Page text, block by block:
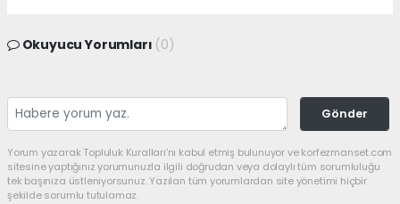
Okuyucu Yorumları (0)
Gönder
Yorum yazarak Topluluk Kuralları’nı kabul etmiş bulunuyor ve korfezmanset.com
sitesine yaptığınız yorumunuzla ilgili doğrudan veya dolaylı tüm sorumluluğu
tek başınıza üstleniyorsunuz. Yazılan tüm yorumlardan site yönetimi hiçbir
şekilde sorumlu tutulamaz.